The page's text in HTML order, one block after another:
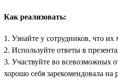
Как реализовать:
1. Узнайте у сотрудников, что
2. Используйте ответы в
3. Участвуйте во всевозможных
хорошо себя зарекомендовала на